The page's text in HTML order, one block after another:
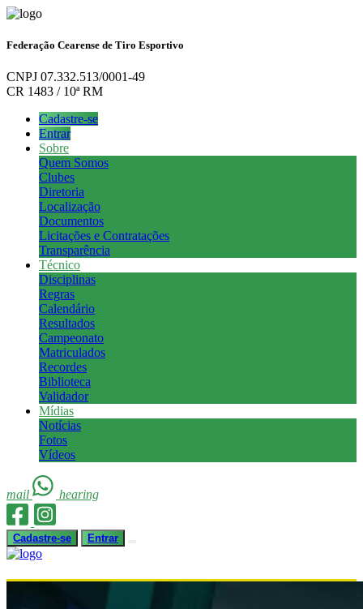
Federação Cearense de Tiro Esportivo
CNPJ 07.332.513/0001-49
CR 1483 / 10ª RM
Cadastre-se
Entrar
Sobre
Quem Somos
Clubes
Diretoria
Localização
Documentos
Licitações e Contratações
Transparência
Técnico
Disciplinas
Regras
Calendário
Resultados
Campeonato
Matriculados
Recordes
Biblioteca
Validador
Mídias
Notícias
Fotos
Vídeos
mail hearing
Cadastre-se Entrar